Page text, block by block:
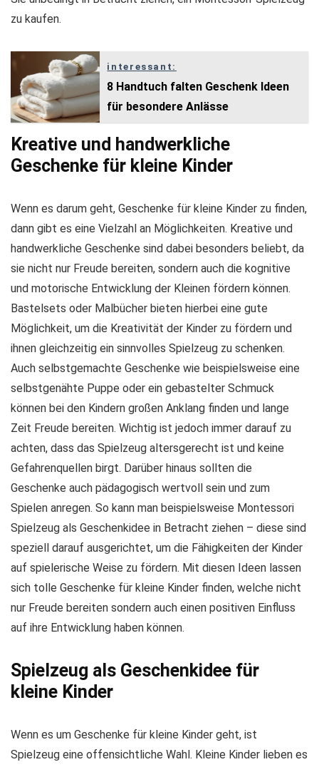
zu kaufen.
interessant:
8 Handtuch falten Geschenk Ideen
für besondere Anlässe
Kreative und handwerkliche
Geschenke für kleine Kinder
Wenn es darum geht, Geschenke für kleine Kinder zu finden,
dann gibt es eine Vielzahl an Möglichkeiten. Kreative und
handwerkliche Geschenke sind dabei besonders beliebt, da
sie nicht nur Freude bereiten, sondern auch die kognitive
und motorische Entwicklung der Kleinen fördern können.
Bastelsets oder Malbücher bieten hierbei eine gute
Möglichkeit, um die Kreativität der Kinder zu fördern und
ihnen gleichzeitig ein sinnvolles Spielzeug zu schenken.
Auch selbstgemachte Geschenke wie beispielsweise eine
selbstgenähte Puppe oder ein gebastelter Schmuck
können bei den Kindern großen Anklang finden und lange
Zeit Freude bereiten. Wichtig ist jedoch immer darauf zu
achten, dass das Spielzeug altersgerecht ist und keine
Gefahrenquellen birgt. Darüber hinaus sollten die
Geschenke auch pädagogisch wertvoll sein und zum
Spielen anregen. So kann man beispielsweise Montessori
Spielzeug als Geschenkidee in Betracht ziehen – diese sind
speziell darauf ausgerichtet, um die Fähigkeiten der Kinder
auf spielerische Weise zu fördern. Mit diesen Ideen lassen
sich tolle Geschenke für kleine Kinder finden, welche nicht
nur Freude bereiten sondern auch einen positiven Einfluss
auf ihre Entwicklung haben können.
Spielzeug als Geschenkidee für
kleine Kinder
Wenn es um Geschenke für kleine Kinder geht, ist
Spielzeug eine offensichtliche Wahl. Kleine Kinder lieben es